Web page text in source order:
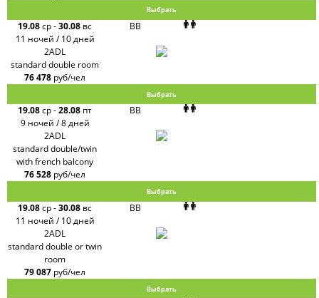
Выбрать
19.08ср-30.08 вс
11 ночей / 10 дней
BB
2ADL
standard double room
76 478 руб/чел
Выбрать
19.08ср-28.08 пт
9 ночей / 8 дней
BB
2ADL
standard double/twin
with french balcony
76 528 руб/чел
Выбрать
19.08ср-30.08 вс
11 ночей / 10 дней
BB
2ADL
standard double or twin
room
79 087 руб/чел
Выбрать